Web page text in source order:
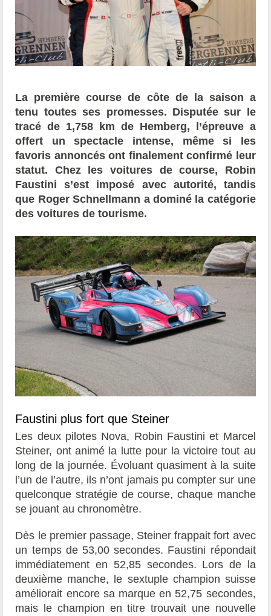
La première course de côte de la saison a
tenu toutes ses promesses. Disputée sur le
tracé de 1,758 km de Hemberg, l’épreuve a
offert un spectacle intense, même si les
favoris annoncés ont finalement confirmé leur
statut. Chez les voitures de course, Robin
Faustini s’est imposé avec autorité, tandis
que Roger Schnellmann a dominé la catégorie
des voitures de tourisme.
Faustini plus fort que Steiner
Les deux pilotes Nova, Robin Faustini et Marcel
Steiner, ont animé la lutte pour la victoire tout au
long de la journée. Évoluant quasiment à la suite
l’un de l’autre, ils n’ont jamais pu compter sur une
quelconque stratégie de course, chaque manche
se jouant au chronomètre.
Dès le premier passage, Steiner frappait fort avec
un temps de 53,00 secondes. Faustini répondait
immédiatement en 52,85 secondes. Lors de la
deuxième manche, le sextuple champion suisse
améliorait encore sa marque en 52,75 secondes,
mais le champion en titre trouvait une nouvelle